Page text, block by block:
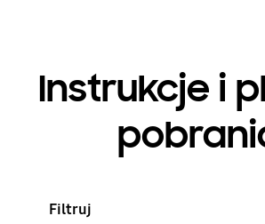
Instrukcje i
Filtruj